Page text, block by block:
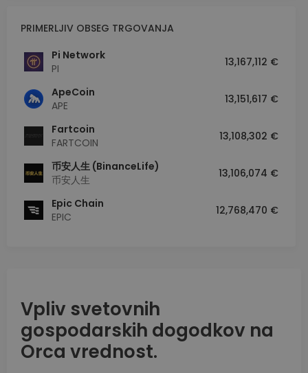
PRIMERLJIV OBSEG TRGOVANJA
Pi Network
PI
13,167,112 €
ApeCoin
APE
13,151,617 €
Fartcoin
FARTCOIN
13,108,302 €
币安人生 (BinanceLife)
币安人生
13,106,074 €
Epic Chain
EPIC
12,768,470 €
Vpliv svetovnih
gospodarskih dogodkov na
Orca vrednost.